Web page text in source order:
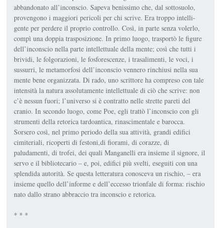
abbandonato all’inconscio. Sapeva benissimo che, dal sottosuolo,
provengono i ­maggiori perico­li per chi scrive. Era troppo intelli­
gente per perdere il proprio con­trollo. Così, in parte senza volerlo,
compì una doppia trasposizione. In primo luogo, trasportò le figure
dell’inconscio nella parte intell­ettuale della mente; così che tutti i
brividi, le folgorazioni, le fo­sforescenze, i trasalimenti, le voci, i
sussurri, le metamorfosi dell’inconscio vennero rinchiusi nella sua
mente bene organizzata. Di rado, uno scrittore ha compre­so con tale
intensità la natura as­solutamente intellettuale di ciò che scrive: non
c’è nessunfuori; l’universo si è contratto nelle stret­te pareti del
cranio. In secondo luogo, come Poe, egli trattò l’inconscio con gli
strumenti della retorica tardoantica, rinascimen­tale e barocca.
Sorsero così, nel primo periodo della sua attività, grandi edifici
cimiteriali, ricoper­ti di festoni,di fiorami, di corazze, di
paludamenti, di trofei, dei quali Manganelli era insieme il signo­re, il
servo e il bibliotecario – e, poi, edifici più svelti, eseguiti con una
splendida autorità. Se questa letteratura conosceva un rischio, – era
insieme quello dell’informe e dell’eccesso trionfale di forma: rischio
nato dallo strano abbrac­cio tra inconscio e retorica.
* * *